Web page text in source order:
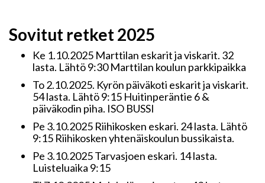
Sovitut retket 2025
Ke 1.10.2025 Marttilan eskarit ja viskarit. 32
lasta. Lähtö 9:30 Marttilan koulun parkkipaikka
To 2.10.2025. Kyrön päiväkoti eskarit ja viskarit.
54 lasta. Lähtö 9:15 Huitinperäntie 6 &
päiväkodin piha. ISO BUSSI
Pe 3.10.2025 Riihikosken eskari. 24 lasta. Lähtö
9:15 Riihikosken yhtenäiskoulun bussikaista.
Pe 3.10.2025 Tarvasjoen eskari. 14 lasta.
Luisteluaika 9:15